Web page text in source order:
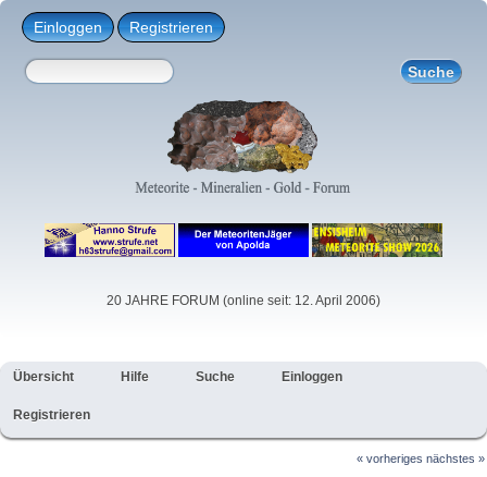
Einloggen Registrieren
20 JAHRE FORUM (online seit: 12. April 2006)
Übersicht Hilfe Suche Einloggen
Registrieren
« vorheriges nächstes »